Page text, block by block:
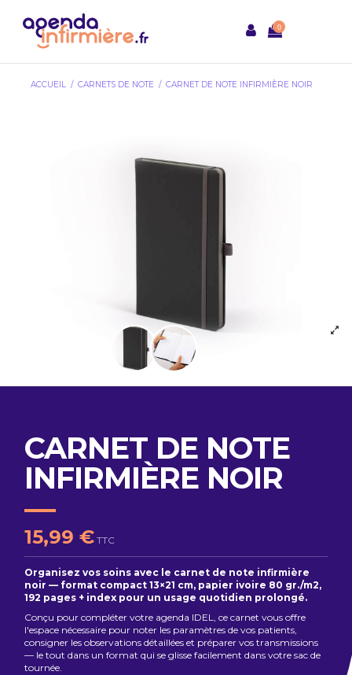
0
ACCUEIL CARNETS DE NOTE CARNET DE NOTE INFIRMIÈRE NOIR
CARNET DE NOTE
INFIRMIÈRE NOIR
15,99 € TTC
Organisez vos soins avec le carnet de note infirmière
noir — format compact 13×21 cm, papier ivoire 80 gr./m2,
192 pages + index pour un usage quotidien prolongé.
Conçu pour compléter votre agenda IDEL, ce carnet vous offre
l'espace nécessaire pour noter les paramètres de vos patients,
consigner les observations détaillées et préparer vos transmissions
— le tout dans un format qui se glisse facilement dans votre sac de
tournée.